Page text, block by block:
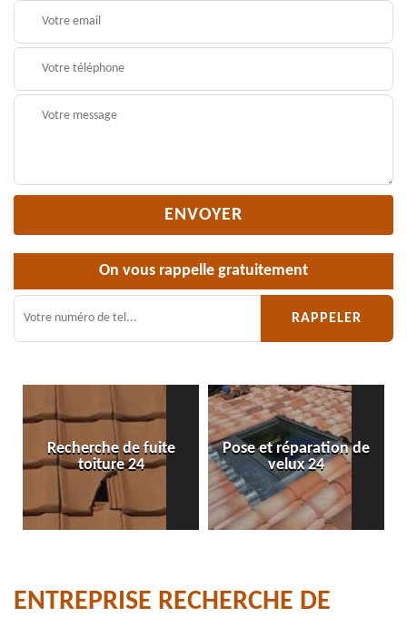
On vous rappelle gratuitement
Recherche de fuite
toiture 24
Pose et réparation de
velux 24
ENTREPRISE RECHERCHE DE